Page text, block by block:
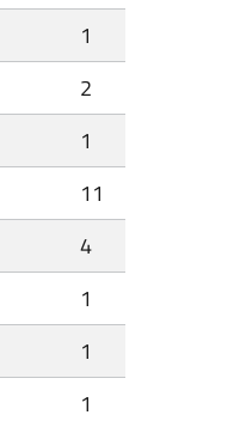
1
2
1
11
4
1
1
1